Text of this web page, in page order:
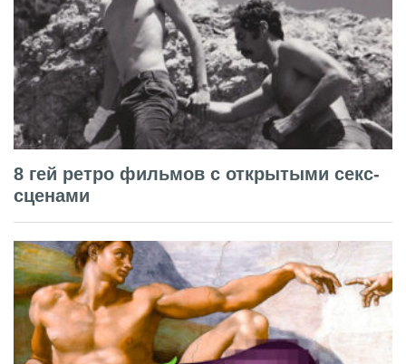
8 гей ретро фильмов с открытыми секс-
сценами